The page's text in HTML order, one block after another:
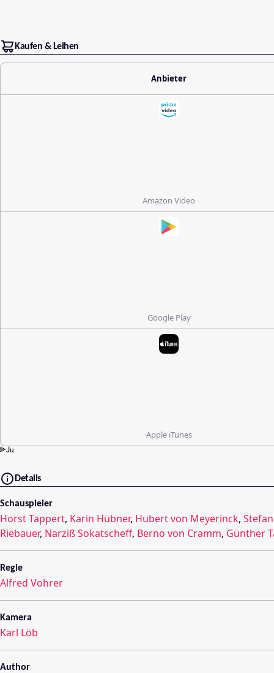
Kaufen & Leihen
Anbieter
Amazon Video
Google Play
Apple iTunes
Details
Schauspieler
Horst Tappert, Karin Hübner, Hubert von Meyerinck,
Riebauer, Narziß Sokatscheff, Berno von Cramm, Günther
Regie
Alfred Vohrer
Kamera
Karl Löb
Author